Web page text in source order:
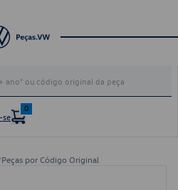
se
0
Peças por Código Original